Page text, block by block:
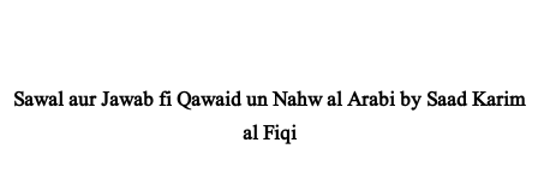
Sawal aur Jawab fi Qawaid un Nahw al Arabi by Saad Karim
al Fiqi